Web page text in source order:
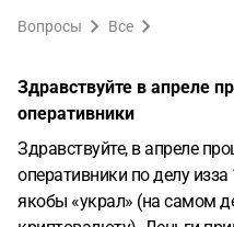
Вопросы Все
Здравствуйте в апреле
оперативники
Здравствуйте, в апреле
оперативники по делу
якобы «украл» (на самом